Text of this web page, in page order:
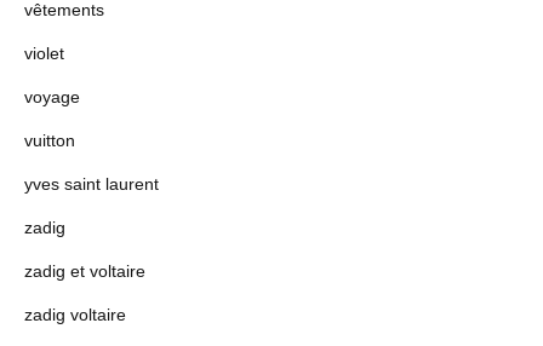
vêtements
violet
voyage
vuitton
yves saint laurent
zadig
zadig et voltaire
zadig voltaire